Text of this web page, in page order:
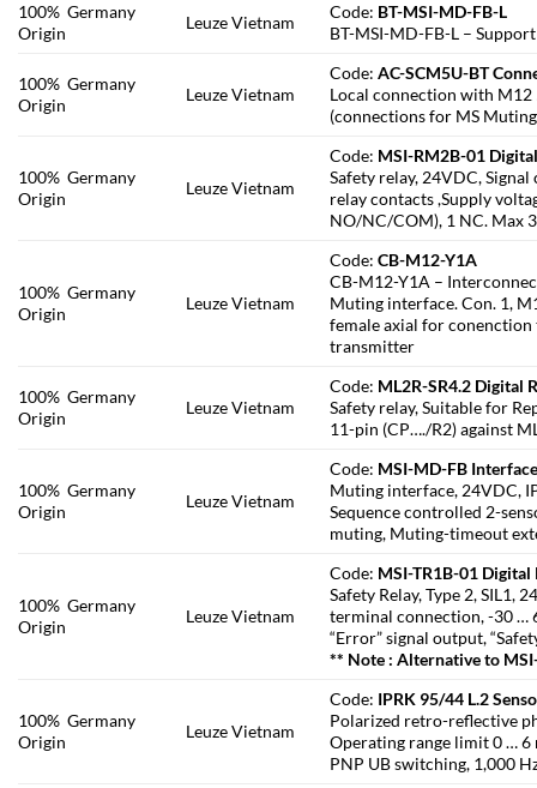
100% Germany
Origin
Leuze Vietnam
Code: BT-MSI-MD-FB-L
BT-MSI-MD-FB-L –
100% Germany
Origin
Leuze Vietnam
Code:AC-SCM5U-BT
Local connection with
(connections for MS
100% Germany
Origin
Leuze Vietnam
Code: MSI-RM2B-01
Safety relay, 24VDC,
relay contacts ,Supply
NO/NC/COM), 1 NC. Max
100% Germany
Origin
Leuze Vietnam
Code:CB-M12-Y1A
CB-M12-Y1A –
Muting interface. Con. 1,
female axial for conenction
transmitter
100% Germany
Origin
Leuze Vietnam
Code: ML2R-SR4.2 Digital
Safety relay, Suitable for
11-pin (CP…./R2) against
100% Germany
Origin
Leuze Vietnam
Code: MSI-MD-FB
Muting interface, 24VDC,
Sequence controlled 2-
muting, Muting-timeout
100% Germany
Origin
Leuze Vietnam
Code: MSI-TR1B-01 Digital
Safety Relay, Type 2, SIL1,
terminal connection, -30 …
“Error” signal output,
** Note : Alternative to
100% Germany
Origin
Leuze Vietnam
Code: IPRK 95/44 L.2
Polarized retro-reflective
Operating range limit 0 … 6
PNP UB switching, 1,000